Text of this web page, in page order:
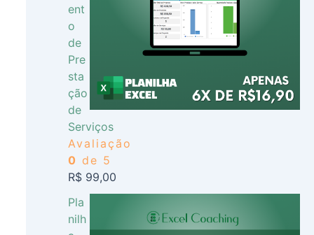
ent
o
de
Pre
sta
ção
de
Serviços
Avaliação
0 de 5
R$99,00
Pla
nilh